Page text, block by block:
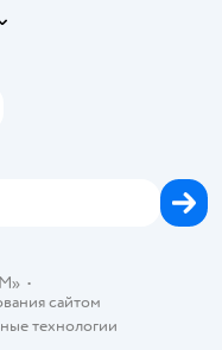
cookie
карты
•
сайтом
технологии